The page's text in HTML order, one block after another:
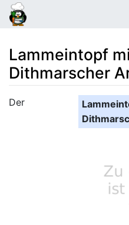
Lammeintopf
Dithmarscher
Wechseln zu: Navigation,
Der